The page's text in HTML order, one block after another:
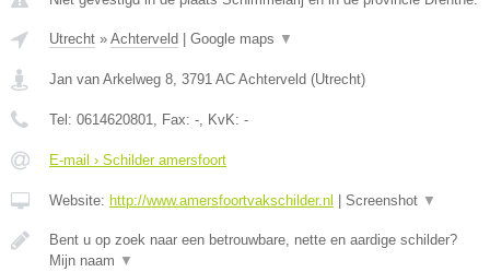
Utrecht » Achterveld Google maps ▼
Jan van Arkelweg 8, 3791 AC Achterveld (Utrecht)
Tel: 0614620801, Fax: -, KvK: -
E-mail › Schilder amersfoort
Website: http://www.amersfoortvakschilder.nl Screenshot ▼
Bent u op zoek naar een betrouwbare, nette en aardige schilder?
Mijn naam ▼